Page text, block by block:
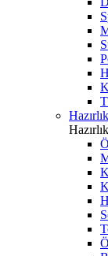
Hazırlık
Hazırlık